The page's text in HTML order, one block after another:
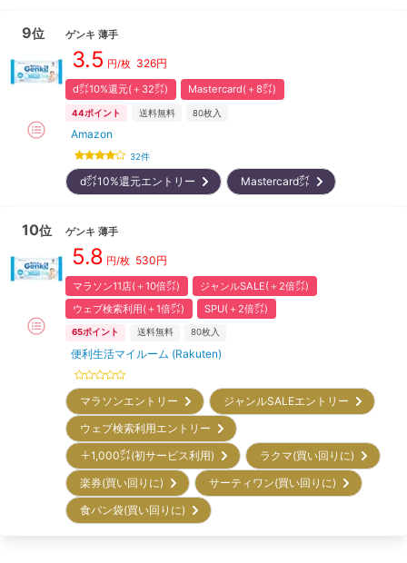
9位 ゲンキ 薄手
3.5 円/枚 326円
d㌽10%還元(＋32㌽) Mastercard(＋8㌽)
44ポイント 送料無料 80枚入
Amazon
32件
d㌽10%還元エントリー Mastercard㌽
10位 ゲンキ 薄手
5.8 円/枚 530円
マラソン11店(＋10倍㌽)
ジャンルSALE(＋2倍㌽)
ウェブ検索利用(＋1倍㌽)
SPU(＋2倍㌽)
65ポイント 送料無料 80枚入
便利生活マイルーム (Rakuten)
マラソンエントリー
ジャンルSALEエントリー
ウェブ検索利用エントリー
＋1,000㌽(初サービス利用)
ラクマ(買い回りに)
楽券(買い回りに)
サーティワン(買い回りに)
食パン袋(買い回りに)